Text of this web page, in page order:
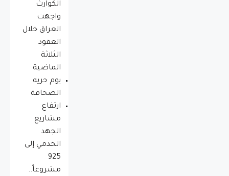
الكوارث
واجهت
العراق خلال
العقود
الثلاثة
الماضية
يوم حريه
الصحافة
ارتفاع
مشاريع
الجهد
الخدمي إلى
925
مشروعاً..